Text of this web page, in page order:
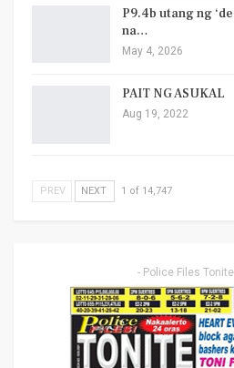
P9.4b utang ng
na…
May 4, 2026
PAIT NG ASUKAL
Aug 19, 2022
PREV NEXT 1 of 14,747
- Police Files